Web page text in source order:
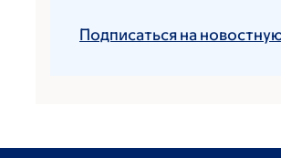
Подписаться на